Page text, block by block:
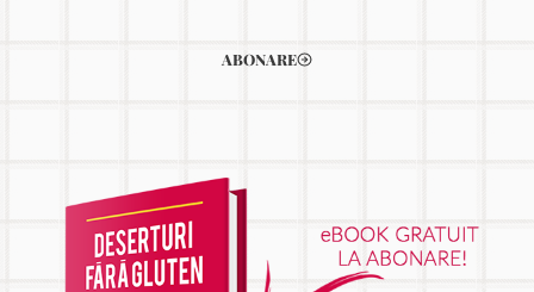
ABONARE